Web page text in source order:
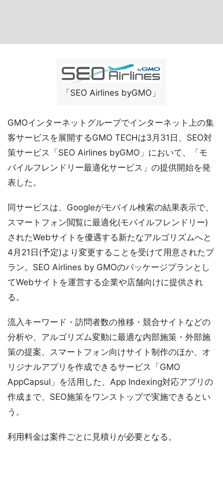
「SEO Airlines byGMO」
GMOインターネットグループでインターネット上の集
客サービスを展開するGMO TECHは3月31日、SEO対
策サービス「SEO Airlines byGMO」において、「モ
バイルフレンドリー最適化サービス」の提供開始を発
表した。
同サービスは、Googleがモバイル検索の結果表示で、
スマートフォン閲覧に最適化(モバイルフレンドリー)
されたWebサイトを優遇する新たなアルゴリズムへと
4月21日(予定)より変更することを受けて用意されたプ
ラン。SEO Airlines by GMOのパッケージプランとし
てWebサイトを運営する企業や店舗向けに提供され
る。
流入キーワード・訪問者数の推移・競合サイトなどの
分析や、アルゴリズム変動に最適な内部施策・外部施
策の提案、スマートフォン向けサイト制作のほか、オ
リジナルアプリを作成できるサービス「GMO
AppCapsul」を活用した、App Indexing対応アプリの
作成まで、SEO施策をワンストップで実施できるとい
う。
利用料金は案件ごとに見積りが必要となる。